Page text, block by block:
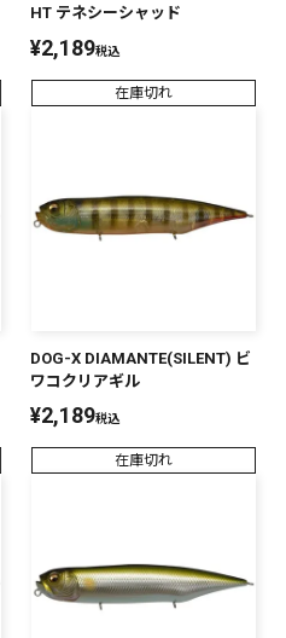
HT テネシーシャッド
¥2,189税込
在庫切れ
DOG-X DIAMANTE(SILENT) ビ
ワコクリアギル
¥2,189税込
在庫切れ